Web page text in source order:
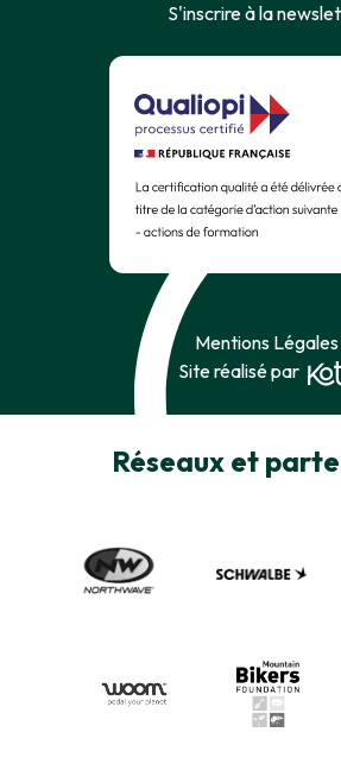
S'inscrire à la
Mentions Légales
Site réalisé par
Réseaux et